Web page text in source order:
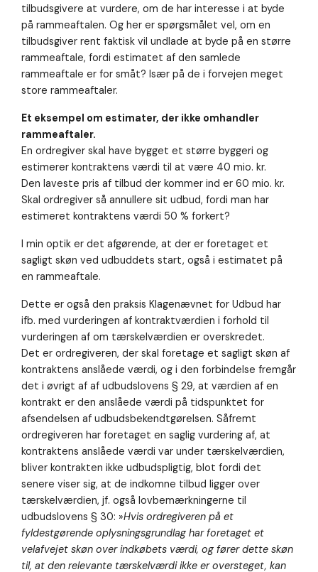
tilbudsgivere at vurdere, om de har interesse i at byde
på rammeaftalen. Og her er spørgsmålet vel, om en
tilbudsgiver rent faktisk vil undlade at byde på en større
rammeaftale, fordi estimatet af den samlede
rammeaftale er for småt? Især på de i forvejen meget
store rammeaftaler.
Et eksempel om estimater, der ikke omhandler
rammeaftaler.
En ordregiver skal have bygget et større byggeri og
estimerer kontraktens værdi til at være 40 mio. kr.
Den laveste pris af tilbud der kommer ind er 60 mio. kr.
Skal ordregiver så annullere sit udbud, fordi man har
estimeret kontraktens værdi 50 % forkert?
I min optik er det afgørende, at der er foretaget et
sagligt skøn ved udbuddets start, også i estimatet på
en rammeaftale.
Dette er også den praksis Klagenævnet for Udbud har
ifb. med vurderingen af kontraktværdien i forhold til
vurderingen af om tærskelværdien er overskredet.
Det er ordregiveren, der skal foretage et sagligt skøn af
kontraktens anslåede værdi, og i den forbindelse fremgår
det i øvrigt af af udbudslovens § 29, at værdien af en
kontrakt er den anslåede værdi på tidspunktet for
afsendelsen af udbudsbekendtgørelsen. Såfremt
ordregiveren har foretaget en saglig vurdering af, at
kontraktens anslåede værdi var under tærskelværdien,
bliver kontrakten ikke udbudspligtig, blot fordi det
senere viser sig, at de indkomne tilbud ligger over
tærskelværdien, jf. også lovbemærkningerne til
udbudslovens § 30: »Hvis ordregiveren på et
fyldestgørende oplysningsgrundlag har foretaget et
velafvejet skøn over indkøbets værdi, og fører dette skøn
til, at den relevante tærskelværdi ikke er oversteget, kan